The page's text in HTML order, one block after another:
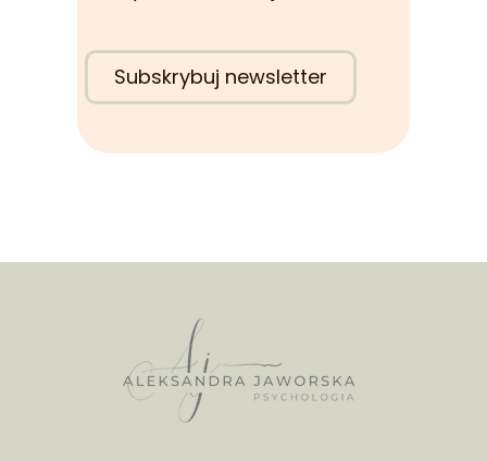
Subskrybuj newsletter